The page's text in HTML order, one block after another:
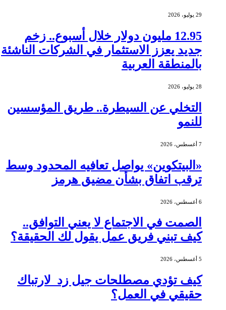
29 يوليو، 2026
12.95 مليون دولار خلال أسبوع.. زخم
جديد يعزز الاستثمار في الشركات الناشئة
بالمنطقة العربية
28 يوليو، 2026
التخلي عن السيطرة.. طريق المؤسسين
للنمو
7 أغسطس، 2026
«البيتكوين» يواصل تعافيه المحدود وسط
ترقب اتفاق بشأن مضيق هرمز
6 أغسطس، 2026
الصمت في الاجتماع لا يعني التوافق..
كيف تبني فريق عمل يقول لك الحقيقة؟
5 أغسطس، 2026
كيف تؤدي مصطلحات جيل زد لارتباك
حقيقي في العمل؟